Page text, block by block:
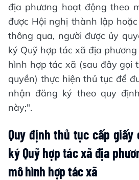
địa phương hoạt động theo
được Hội nghị thành lập
thông qua, người được ủy
ký Quỹ hợp tác xã địa
hình hợp tác xã (sau đây gọi
quyền) thực hiện thủ tục để
nhận đăng ký theo quy
này;".
Quy định thủ tục cấp giấy
ký Quỹ hợp tác xã địa
mô hình hợp tác xã